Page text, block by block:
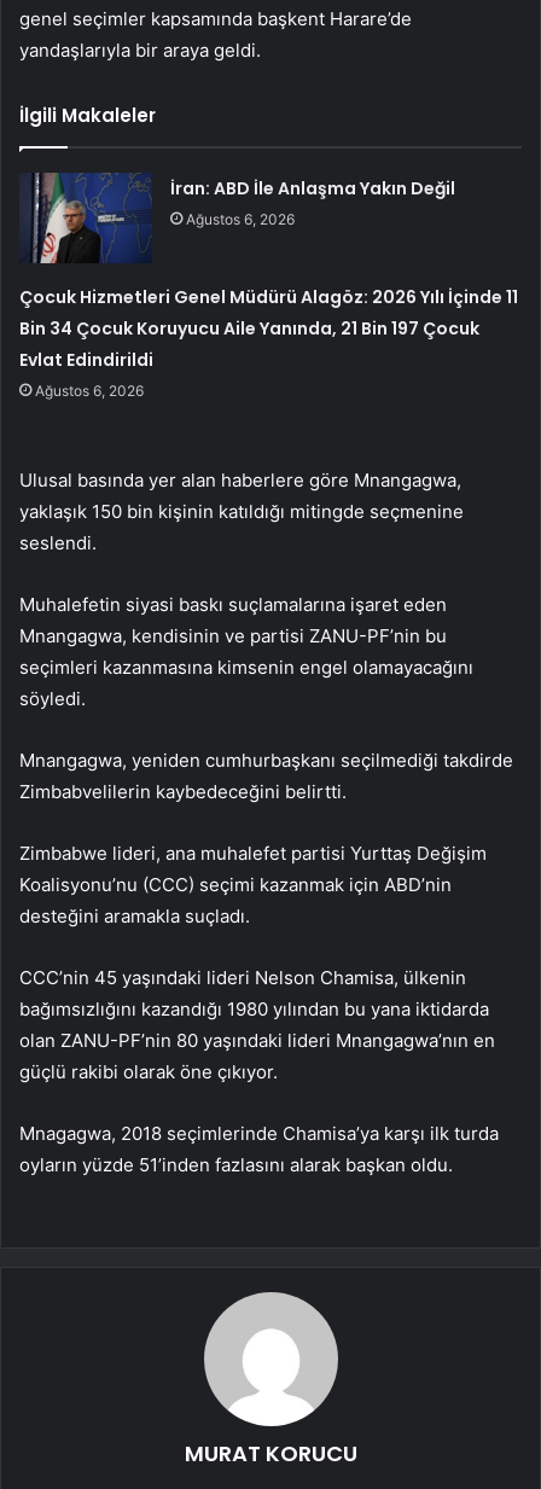
genel seçimler kapsamında başkent Harare’de
yandaşlarıyla bir araya geldi.
İlgili Makaleler
İran: ABD İle Anlaşma Yakın Değil
Ağustos 6, 2026
Çocuk Hizmetleri Genel Müdürü Alagöz: 2026 Yılı İçinde 11
Bin 34 Çocuk Koruyucu Aile Yanında, 21 Bin 197 Çocuk
Evlat Edindirildi
Ağustos 6, 2026
Ulusal basında yer alan haberlere göre Mnangagwa,
yaklaşık 150 bin kişinin katıldığı mitingde seçmenine
seslendi.
Muhalefetin siyasi baskı suçlamalarına işaret eden
Mnangagwa, kendisinin ve partisi ZANU-PF’nin bu
seçimleri kazanmasına kimsenin engel olamayacağını
söyledi.
Mnangagwa, yeniden cumhurbaşkanı seçilmediği takdirde
Zimbabvelilerin kaybedeceğini belirtti.
Zimbabwe lideri, ana muhalefet partisi Yurttaş Değişim
Koalisyonu’nu (CCC) seçimi kazanmak için ABD’nin
desteğini aramakla suçladı.
CCC’nin 45 yaşındaki lideri Nelson Chamisa, ülkenin
bağımsızlığını kazandığı 1980 yılından bu yana iktidarda
olan ZANU-PF’nin 80 yaşındaki lideri Mnangagwa’nın en
güçlü rakibi olarak öne çıkıyor.
Mnagagwa, 2018 seçimlerinde Chamisa’ya karşı ilk turda
oyların yüzde 51’inden fazlasını alarak başkan oldu.
MURAT KORUCU